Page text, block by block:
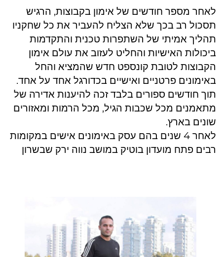
לאחר מספר חודשים של אימון בקבוצות, הרגיש
תסכול רב בכך שלא הצליח להעביר את כל שחקניו
תהליך אמיתי של השתפרות טכנית והתקדמות
ביכולות האישיות והחליט לעזוב את עולם אימון
הקבוצות לטובת קונספט חדש שהמציא והחל
באימונים פרטניים ואישיים בכדורגל אחד על אחד.
תוך חודשים ספורים בלבד זכה להיענות אדירה של
מתאמנים מכל שכבות הגיל, מכל הרמות ומאזורים
שונים בארץ.
לאחר 4 שנים בהם עסק באימונים אישים במקומות
רבים פתח מועדון בוטיק במושב נווה ירק שבשרון